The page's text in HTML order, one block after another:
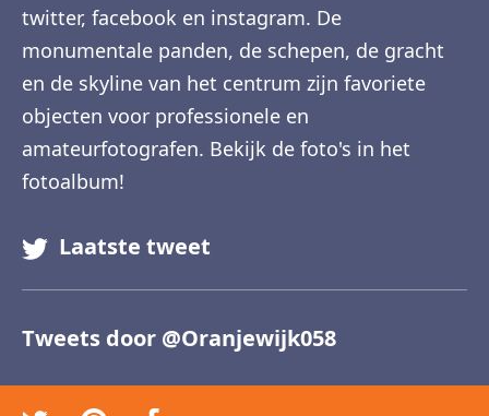
twitter, facebook en instagram. De
monumentale panden, de schepen, de gracht
en de skyline van het centrum zijn favoriete
objecten voor professionele en
amateurfotografen. Bekijk de foto's in het
fotoalbum!
Laatste tweet
Tweets door @Oranjewijk058